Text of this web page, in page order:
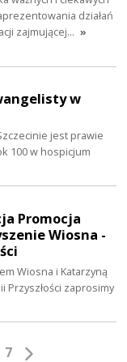
działań
zajmującej… »
w
jest prawie
100 w hospicjum
Promocja
Wiosna -
Wiosna i Katarzyną
Przyszłości zaprosimy
7